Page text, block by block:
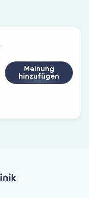
Meinung
hinzufügen